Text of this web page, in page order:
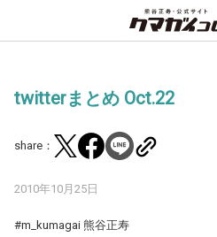
twitterまとめ Oct.22
share：
2010年10月25日
#m_kumagai 熊谷正寿